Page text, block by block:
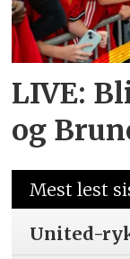
LIVE:
og
Mest lest
United-